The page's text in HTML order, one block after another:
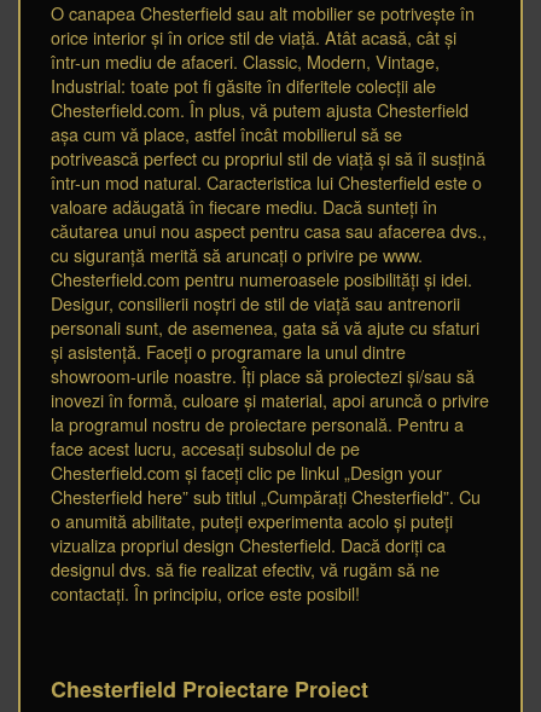
O canapea Chesterfield sau alt mobilier se potrivește în
orice interior și în orice stil de viață. Atât acasă, cât și
într-un mediu de afaceri. Classic, Modern, Vintage,
Industrial: toate pot fi găsite în diferitele colecții ale
Chesterfield.com. În plus, vă putem ajusta Chesterfield
așa cum vă place, astfel încât mobilierul să se
potrivească perfect cu propriul stil de viață și să îl susțină
într-un mod natural. Caracteristica lui Chesterfield este o
valoare adăugată în fiecare mediu. Dacă sunteți în
căutarea unui nou aspect pentru casa sau afacerea dvs.,
cu siguranță merită să aruncați o privire pe www.
Chesterfield.com pentru numeroasele posibilități și idei.
Desigur, consilierii noștri de stil de viață sau antrenorii
personali sunt, de asemenea, gata să vă ajute cu sfaturi
și asistență. Faceți o programare la unul dintre
showroom-urile noastre. Îți place să proiectezi și/sau să
inovezi în formă, culoare și material, apoi aruncă o privire
la programul nostru de proiectare personală. Pentru a
face acest lucru, accesați subsolul de pe
Chesterfield.com și faceți clic pe linkul „Design your
Chesterfield here” sub titlul „Cumpărați Chesterfield”. Cu
o anumită abilitate, puteți experimenta acolo și puteți
vizualiza propriul design Chesterfield. Dacă doriți ca
designul dvs. să fie realizat efectiv, vă rugăm să ne
contactați. În principiu, orice este posibil!
Chesterfield Proiectare Proiect